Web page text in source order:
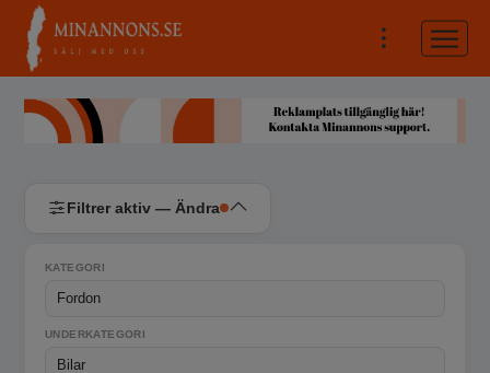
Filtrer aktiv — Ändra
KATEGORI
UNDERKATEGORI